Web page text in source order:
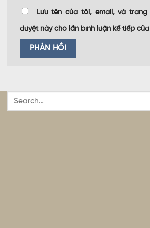
Lưu tên của tôi, email, và
duyệt này cho lần bình luận kế tiếp